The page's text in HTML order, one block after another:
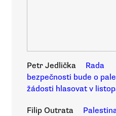
Petr Jedlička
Rada
bezpečnosti bude o
žádosti hlasovat v
Filip Outrata